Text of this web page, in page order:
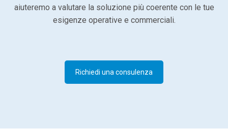
aiuteremo a valutare la soluzione più coerente con le tue
esigenze operative e commerciali.
Richiedi una consulenza